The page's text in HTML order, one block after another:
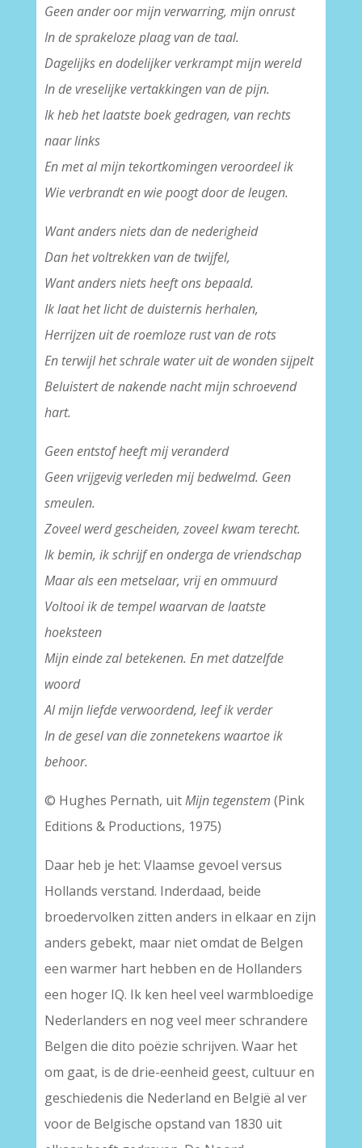
Geen ander oor mijn verwarring, mijn onrust
In de sprakeloze plaag van de taal.
Dagelijks en dodelijker verkrampt mijn wereld
In de vreselijke vertakkingen van de pijn.
Ik heb het laatste boek gedragen, van rechts
naar links
En met al mijn tekortkomingen veroordeel ik
Wie verbrandt en wie poogt door de leugen.
Want anders niets dan de nederigheid
Dan het voltrekken van de twijfel,
Want anders niets heeft ons bepaald.
Ik laat het licht de duisternis herhalen,
Herrijzen uit de roemloze rust van de rots
En terwijl het schrale water uit de wonden sijpelt
Beluistert de nakende nacht mijn schroevend
hart.
Geen entstof heeft mij veranderd
Geen vrijgevig verleden mij bedwelmd. Geen
smeulen.
Zoveel werd gescheiden, zoveel kwam terecht.
Ik bemin, ik schrijf en onderga de vriendschap
Maar als een metselaar, vrij en ommuurd
Voltooi ik de tempel waarvan de laatste
hoeksteen
Mijn einde zal betekenen. En met datzelfde
woord
Al mijn liefde verwoordend, leef ik verder
In de gesel van die zonnetekens waartoe ik
behoor.
© Hughes Pernath, uitMijn tegenstem (Pink
Editions & Productions, 1975)
Daar heb je het: Vlaamse gevoel versus
Hollands verstand. Inderdaad, beide
broedervolken zitten anders in elkaar en zijn
anders gebekt, maar niet omdat de Belgen
een warmer hart hebben en de Hollanders
een hoger IQ. Ik ken heel veel warmbloedige
Nederlanders en nog veel meer schrandere
Belgen die dito poëzie schrijven. Waar het
om gaat, is de drie-eenheid geest, cultuur en
geschiedenis die Nederland en België al ver
voor de Belgische opstand van 1830 uit